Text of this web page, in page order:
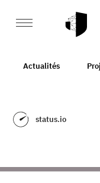
Actualités
status.io